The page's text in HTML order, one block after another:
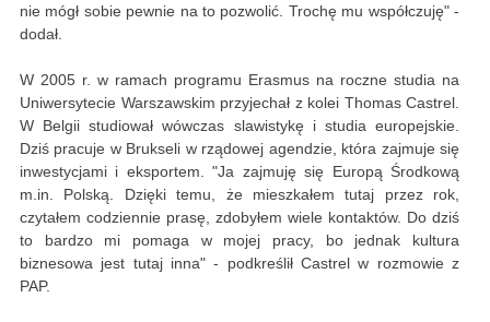
nie mógł sobie pewnie na to pozwolić. Trochę mu współczuję" -
dodał.
W 2005 r. w ramach programu Erasmus na roczne studia na
Uniwersytecie Warszawskim przyjechał z kolei Thomas Castrel.
W Belgii studiował wówczas slawistykę i studia europejskie.
Dziś pracuje w Brukseli w rządowej agendzie, która zajmuje się
inwestycjami i eksportem. "Ja zajmuję się Europą Środkową
m.in. Polską. Dzięki temu, że mieszkałem tutaj przez rok,
czytałem codziennie prasę, zdobyłem wiele kontaktów. Do dziś
to bardzo mi pomaga w mojej pracy, bo jednak kultura
biznesowa jest tutaj inna" - podkreślił Castrel w rozmowie z
PAP.